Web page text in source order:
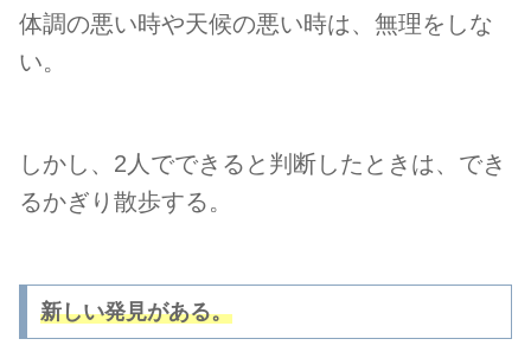
体調の悪い時や天候の悪い時は、 無理をしな
い。
しかし、2人でできると判断したときは、でき
るかぎり散歩する。
新しい発見がある。